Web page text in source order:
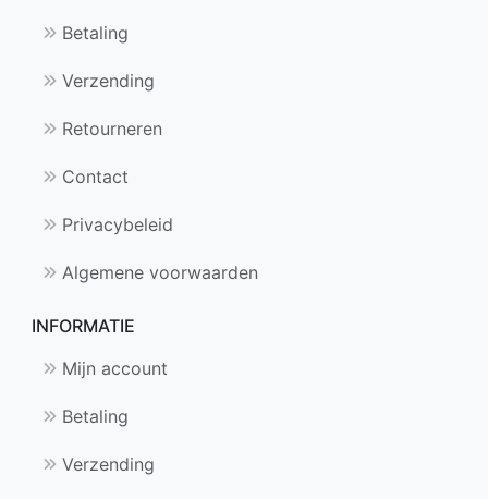
Betaling
Verzending
Retourneren
Contact
Privacybeleid
Algemene voorwaarden
INFORMATIE
Mijn account
Betaling
Verzending